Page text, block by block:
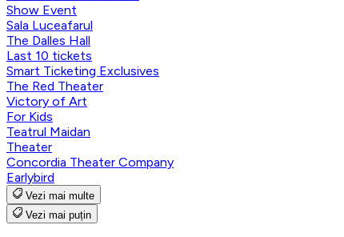
Show Event
Sala Luceafarul
The Dalles Hall
Last 10 tickets
Smart Ticketing Exclusives
The Red Theater
Victory of Art
For Kids
Teatrul Maidan
Theater
Concordia Theater Company
Earlybird
Vezi mai multe
Vezi mai puțin